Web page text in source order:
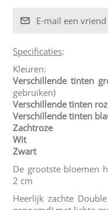
Specificaties:
Kleuren:
Verschillende tinten
gebruiken)
Verschillende tinten
Verschillende tinten
Zachtroze
Wit
Zwart
De grootste bloemen
2 cm
Heerlijk zachte